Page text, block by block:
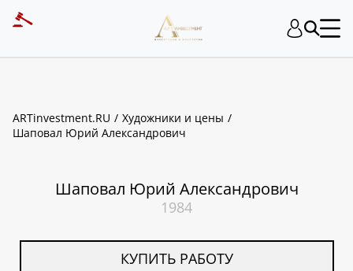
ARTinvestment.RU
Художники и цены
Шаповал Юрий Александрович
Шаповал Юрий Александрович
1984
КУПИТЬ РАБОТУ